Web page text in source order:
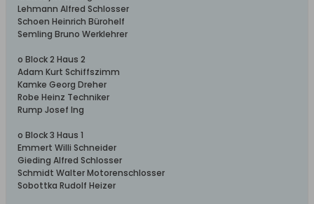
Lehmann Alfred Schlosser
Schoen Heinrich Bürohelf
Semling Bruno Werklehrer
o Block 2 Haus 2
Adam Kurt Schiffszimm
Kamke Georg Dreher
Robe Heinz Techniker
Rump Josef Ing
o Block 3 Haus 1
Emmert Willi Schneider
Gieding Alfred Schlosser
Schmidt Walter Motorenschlosser
Sobottka Rudolf Heizer